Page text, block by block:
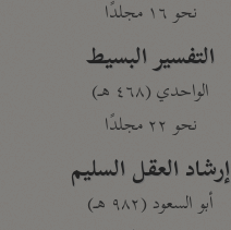
نحو ١٦ مجلدًا
التفسير البسيط
الواحدي (٤٦٨ هـ)
نحو ٢٢ مجلدًا
إرشاد العقل السليم
أبو السعود (٩٨٢ هـ)